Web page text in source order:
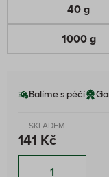
40 g
1000 g
Balíme s péčí
SKLADEM
141 Kč